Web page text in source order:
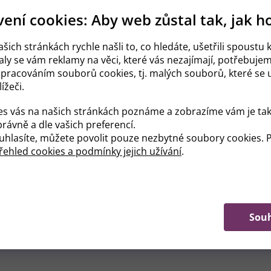
cookies: Aby web zůstal tak, jak
stránkách rychle našli to, co hledáte, ušetřili spoustu
se vám reklamy na věci, které vás nezajímají,
souborů cookies, tj. malých souborů, které se
vás na našich stránkách poznáme a zobrazíme vám je
a dle vašich preferencí.
můžete povolit pouze nezbytné soubory cookies.
cookies a podmínky jejich užívání.
jsou obvykle zavřená. Je pravda, že maličký už dokáže otevřít oči
není žádná Sixtinská kaple.
je důležité, abyste po porodu nezapomněli nosit malé
těhotenských radostí neměly? Hemoroidy (i když některé
Bohužel, nyní rostoucí děloha (již velikosti
radost? Jezte sladké (pokud máte cukrovku - a tu mají asi 3
na několik příštích týdnů omezit na minimum).